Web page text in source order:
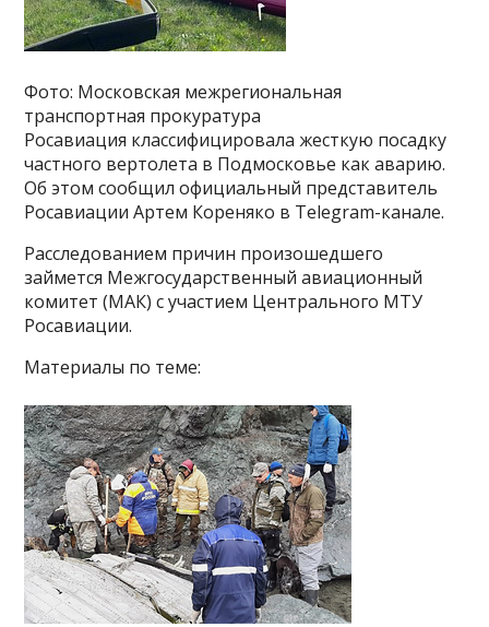
Фото: Московская межрегиональная
транспортная прокуратура
Росавиация классифицировала жесткую посадку
частного вертолета в Подмосковье как аварию.
Об этом сообщил официальный представитель
Росавиации Артем Кореняко в Telegram-канале.
Расследованием причин произошедшего
займется Межгосударственный авиационный
комитет (МАК) с участием Центрального МТУ
Росавиации.
Материалы по теме: